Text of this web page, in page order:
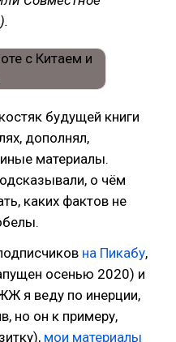
будущей книги
дополнял,
материалы.
о чём
каких фактов не
на Пикабу,
осенью 2020) и
я веду по инерции,
но он к примеру,
мои материалы